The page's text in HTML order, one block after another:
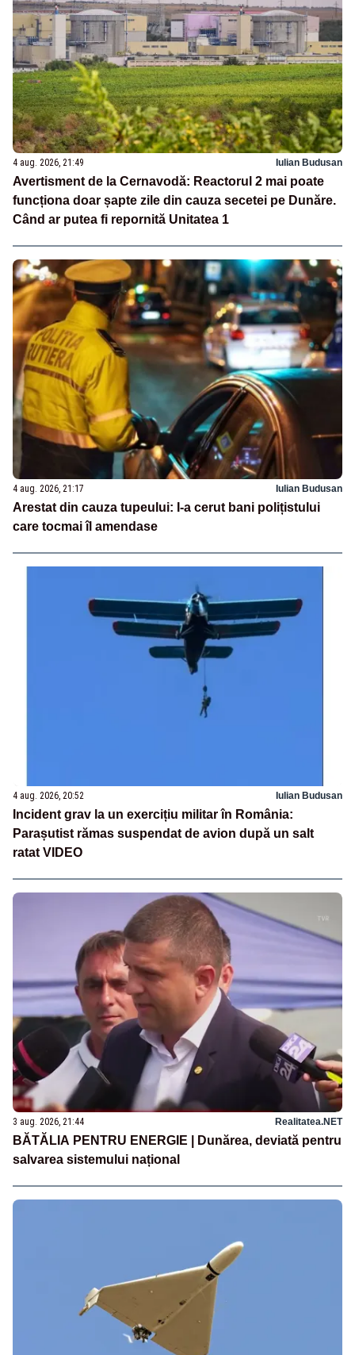
4 aug. 2026, 21:49 Iulian Budusan
Avertisment de la Cernavodă: Reactorul 2 mai poate
funcționa doar șapte zile din cauza secetei pe Dunăre.
Când ar putea fi repornită Unitatea 1
4 aug. 2026, 21:17 Iulian Budusan
Arestat din cauza tupeului: I-a cerut bani polițistului
care tocmai îl amendase
4 aug. 2026, 20:52 Iulian Budusan
Incident grav la un exercițiu militar în România:
Parașutist rămas suspendat de avion după un salt
ratat VIDEO
3 aug. 2026, 21:44 Realitatea.NET
BĂTĂLIA PENTRU ENERGIE | Dunărea, deviată pentru
salvarea sistemului național